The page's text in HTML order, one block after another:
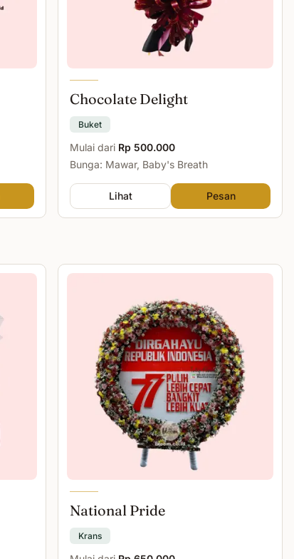
Chocolate Delight
Buket
Mulai dari Rp 500.000
Bunga: Mawar, Baby's Breath
Lihat Pesan
National Pride
Krans